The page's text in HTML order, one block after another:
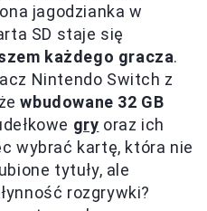
jagodzianka w
SD staje się
każdego gracza.
Nintendo Switch z
wbudowane 32 GB
gry oraz ich
wybrać kartę, która nie
tytuły, ale
rozgrywki?